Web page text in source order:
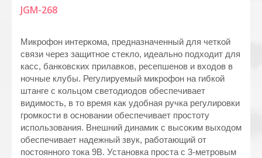
JGM-268
Микрофон интеркома, предназначенный для четкой
связи через защитное стекло, идеально подходит для
касс, банковских прилавков, ресепшенов и входов в
ночные клубы. Регулируемый микрофон на гибкой
штанге с кольцом светодиодов обеспечивает
видимость, в то время как удобная ручка регулировки
громкости в основании обеспечивает простоту
использования. Внешний динамик с высоким выходом
обеспечивает надежный звук, работающий от
постоянного тока 9В. Установка проста с 3-метровым